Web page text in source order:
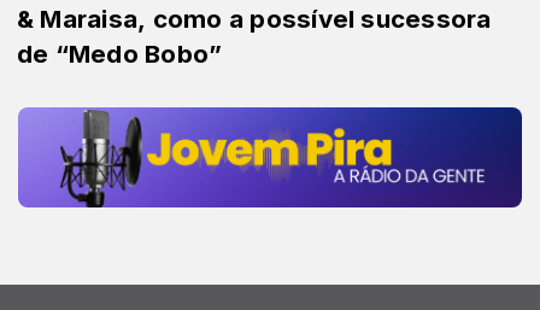
& Maraisa, como a possível sucessora
de “Medo Bobo”